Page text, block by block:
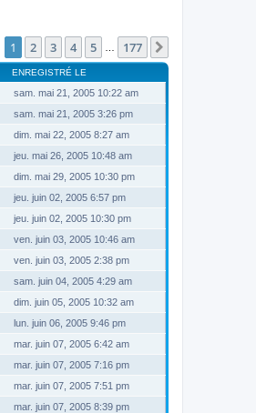
Page sur177
1 2 3 4 5 177
ENREGISTRÉ LE
sam. mai 21, 2005 10:22 am
sam. mai 21, 2005 3:26 pm
dim. mai 22, 2005 8:27 am
jeu. mai 26, 2005 10:48 am
dim. mai 29, 2005 10:30 pm
jeu. juin 02, 2005 6:57 pm
jeu. juin 02, 2005 10:30 pm
ven. juin 03, 2005 10:46 am
ven. juin 03, 2005 2:38 pm
sam. juin 04, 2005 4:29 am
dim. juin 05, 2005 10:32 am
lun. juin 06, 2005 9:46 pm
mar. juin 07, 2005 6:42 am
mar. juin 07, 2005 7:16 pm
mar. juin 07, 2005 7:51 pm
mar. juin 07, 2005 8:39 pm